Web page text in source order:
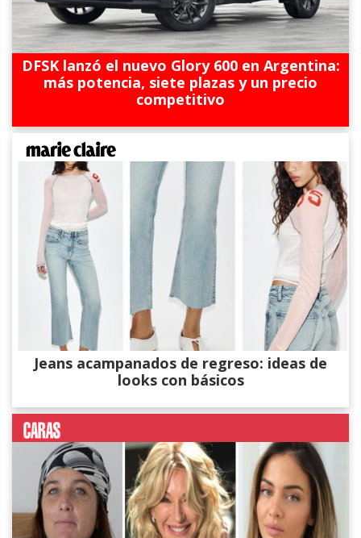
DFSK lanzó el nuevo Glory 600 en Argentina:
más potencia, siete plazas y un precio
competitivo
Jeans acampanados de regreso: ideas de
looks con básicos